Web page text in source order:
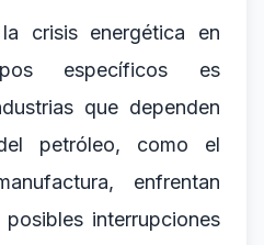
crisis energética en
específicos es
que dependen
petróleo, como el
enfrentan
interrupciones